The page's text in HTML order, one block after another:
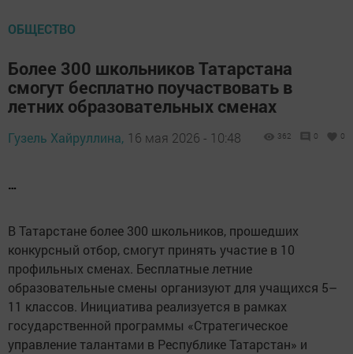
ОБЩЕСТВО
Более 300 школьников Татарстана
смогут бесплатно поучаствовать в
летних образовательных сменах
Гузель Хайруллина, 16 мая 2026 - 10:48 362 0 0
…
В Татарстане более 300 школьников, прошедших
конкурсный отбор, смогут принять участие в 10
профильных сменах. Бесплатные летние
образовательные смены организуют для учащихся 5–
11 классов. Инициатива реализуется в рамках
государственной программы «Стратегическое
управление талантами в Республике Татарстан» и